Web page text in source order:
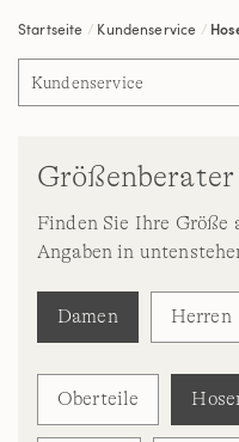
Startseite Kundenservice
Kundenservice
Größenberater
Finden Sie Ihre Größe
Angaben in
Damen Herren
Oberteile